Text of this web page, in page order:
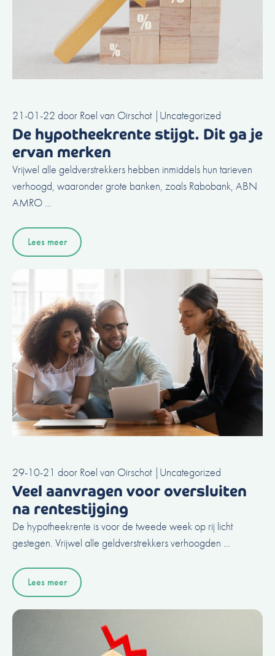
21-01-22 door Roel van Oirschot | Uncategorized
De hypotheekrente stijgt. Dit ga je
ervan merken
Vrijwel alle geldverstrekkers hebben inmiddels hun tarieven
verhoogd, waaronder grote banken, zoals Rabobank, ABN
AMRO …
Lees meer
29-10-21 door Roel van Oirschot | Uncategorized
Veel aanvragen voor oversluiten
na rentestijging
De hypotheekrente is voor de tweede week op rij licht
gestegen. Vrijwel alle geldverstrekkers verhoogden …
Lees meer